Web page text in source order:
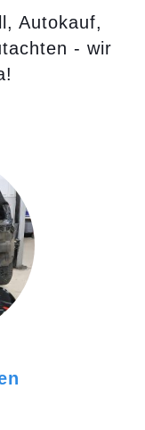
Autokauf,
- wir